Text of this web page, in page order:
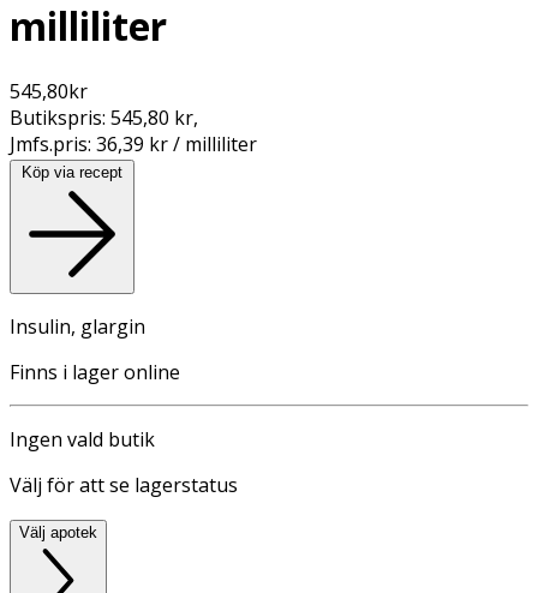
milliliter
545,80kr
Butikspris: 545,80 kr,
Jmfs.pris: 36,39 kr / milliliter
Köp via recept
Insulin, glargin
Finns i lager online
Ingen vald butik
Välj för att se lagerstatus
Välj apotek